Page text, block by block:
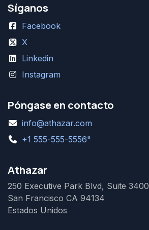
Síganos
Facebook
X
Linkedin
Instagram
Póngase en contacto
info@athazar.com
+1 555-555-5556"
Athazar
250 Executive Park Blvd, Suite 3400
San Francisco CA 94134
Estados Unidos